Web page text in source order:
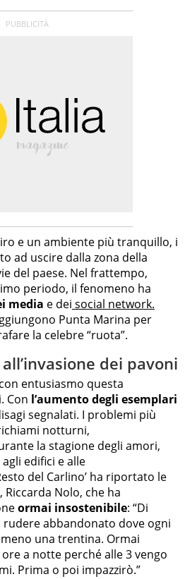
e un ambiente più tranquillo, i
ad uscire dalla zona della
del paese. Nel frattempo,
periodo, il fenomeno ha
media e dei social network.
Punta Marina per
la celebre “ruota”.
dei pavoni
entusiasmo questa
Con l’aumento degli esemplari
segnalati. I problemi più
notturni,
la stagione degli amori,
edifici e alle
del Carlino’ ha riportato le
Nolo, che ha
ormai insostenibile: “Di
rudere abbandonato dove ogni
una trentina. Ormai
a notte perché alle 3 vengo
Prima o poi impazzirò.”